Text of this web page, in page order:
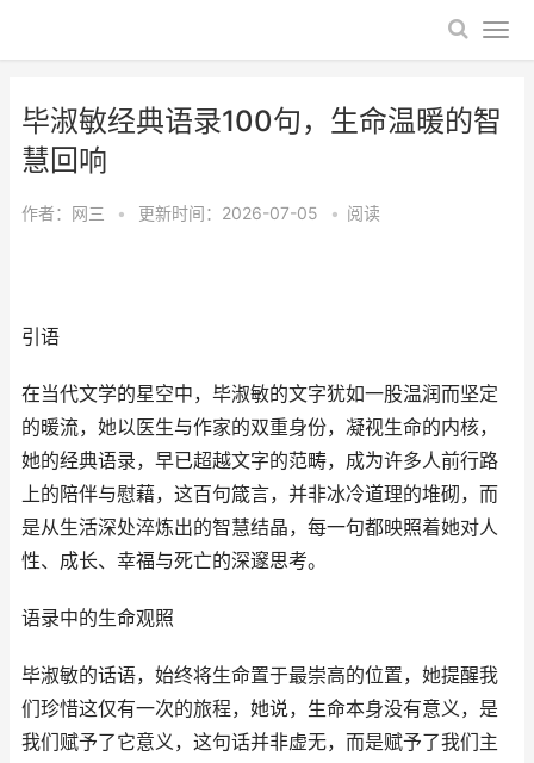
毕淑敏经典语录100句，生命温暖的智
慧回响
作者： 网三 • 更新时间：2026-07-05 • 阅读
引语
在当代文学的星空中，毕淑敏的文字犹如一股温润而坚定
的暖流，她以医生与作家的双重身份，凝视生命的内核，
她的经典语录，早已超越文字的范畴，成为许多人前行路
上的陪伴与慰藉，这百句箴言，并非冰冷道理的堆砌，而
是从生活深处淬炼出的智慧结晶，每一句都映照着她对人
性、成长、幸福与死亡的深邃思考。
语录中的生命观照
毕淑敏的话语，始终将生命置于最崇高的位置，她提醒我
们珍惜这仅有一次的旅程，她说，生命本身没有意义，是
我们赋予了它意义，这句话并非虚无，而是赋予了我们主